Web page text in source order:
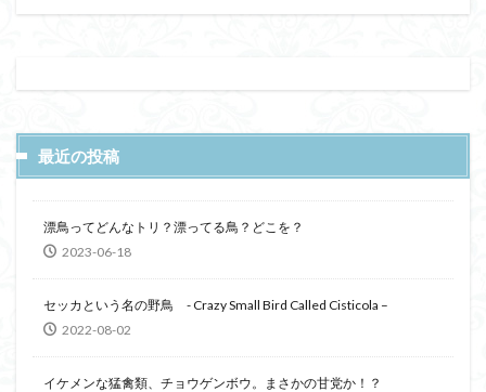
最近の投稿
漂鳥ってどんなトリ？漂ってる鳥？どこを？
2023-06-18
セッカという名の野鳥 - Crazy Small Bird Called Cisticola –
2022-08-02
イケメンな猛禽類、チョウゲンボウ。まさかの甘党か！？